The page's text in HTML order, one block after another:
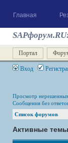
Главная
Портал
Вход
Просмотр
Сообщения без
Список форумов
Активные темы